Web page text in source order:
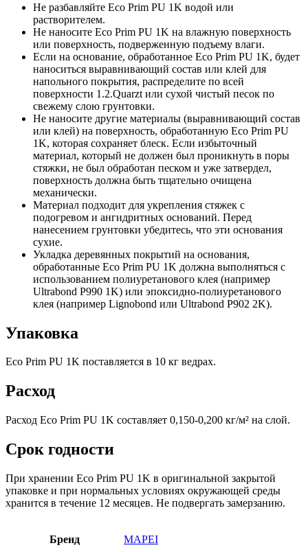
Не разбавляйте Eco Prim PU 1K водой или
растворителем.
Не наносите Eco Prim PU 1K на влажную поверхность
или поверхность, подверженную подъему влаги.
Если на основание, обработанное Eco Prim PU 1K, будет
наноситься выравнивающий состав или клей для
напольного покрытия, распределите по всей
поверхности 1.2.Quarzt или сухой чистый песок по
свежему слою грунтовки.
Не наносите другие материалы (выравнивающий состав
или клей) на поверхность, обработанную Eco Prim PU
1K, которая сохраняет блеск. Если избыточный
материал, который не должен был проникнуть в поры
стяжки, не был обработан песком и уже затвердел,
поверхность должна быть тщательно очищена
механически.
Материал подходит для укрепления стяжек с
подогревом и ангидритных оснований. Перед
нанесением грунтовки убедитесь, что эти основания
сухие.
Укладка деревянных покрытий на основания,
обработанные Eco Prim PU 1K должна выполняться с
использованием полиуретанового клея (например
Ultrabond P990 1K) или эпоксидно-полиуретанового
клея (например Lignobond или Ultrabond P902 2K).
Упаковка
Eco Prim PU 1K поставляется в 10 кг ведрах.
Расход
Расход Eco Prim PU 1K составляет 0,150-0,200 кг/м² на слой.
Срок годности
При хранении Eco Prim PU 1K в оригинальной закрытой
упаковке и при нормальных условиях окружающей среды
хранится в течение 12 месяцев. Не подвергать замерзанию.
Бренд MAPEI